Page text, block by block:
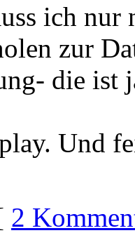
ich nur
zur
die ist
Und
2